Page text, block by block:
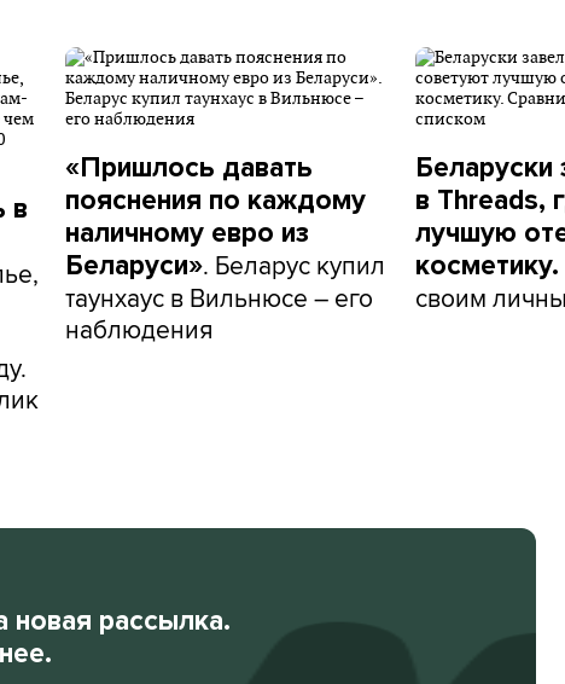
в
«Пришлось давать
пояснения по каждому
наличному евро из
Беларуси». Беларус купил
таунхаус в Вильнюсе – его
наблюдения
Беларуски
в Threads,
лучшую
косметику.
своим
новая рассылка.